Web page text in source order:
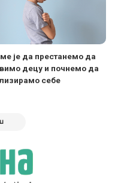
је да престанемо да
децу и почнемо да
себе